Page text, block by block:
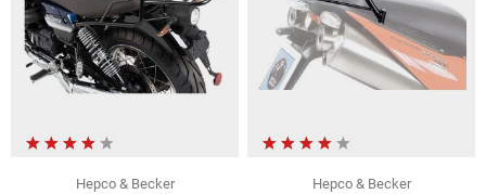
Hepco & Becker
Hepco & Becker